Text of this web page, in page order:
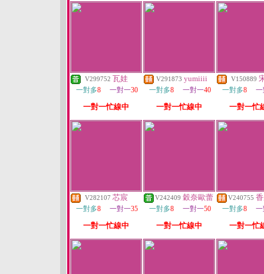
V299752 瓦娃
一對多8 一對一30
一對一忙線中
V291873 yumiiii
一對多8 一對一40
一對一忙線中
V150889
一對多8
一對一忙
V282107 芯宸
一對多8 一對一35
一對一忙線中
V242409 穀奈歐蕾
一對多8 一對一50
一對一忙線中
V240755
一對多8
一對一忙